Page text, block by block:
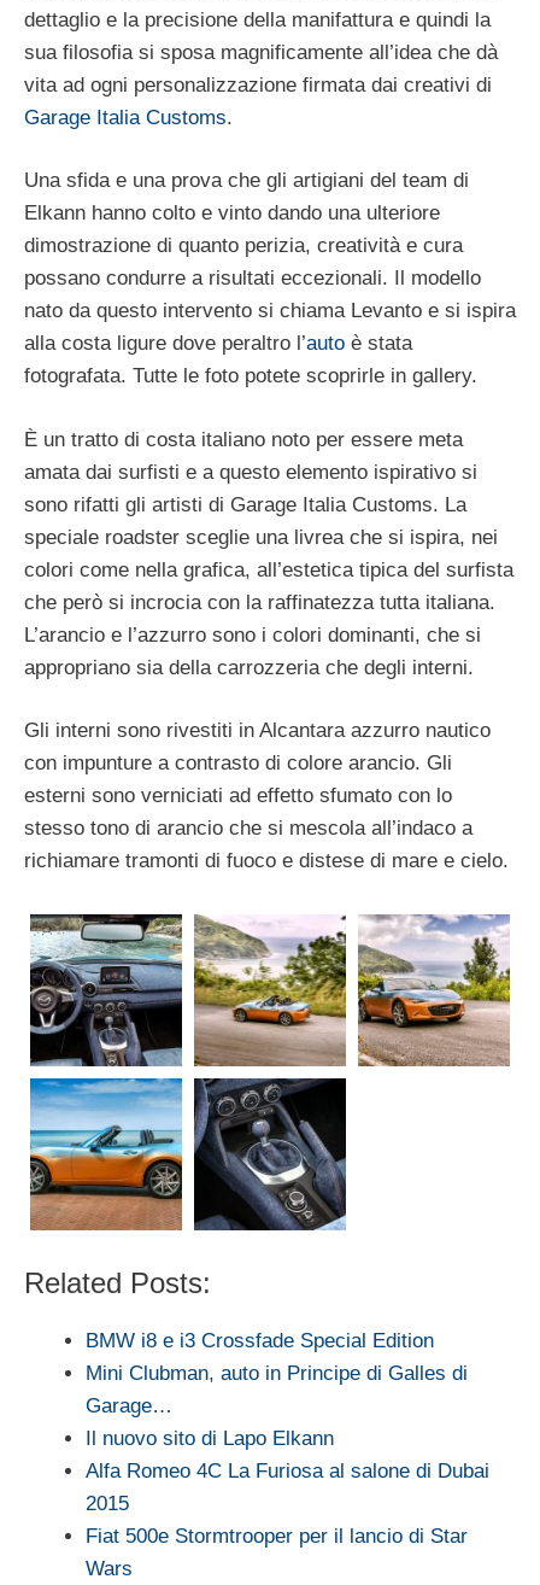
dettaglio e la precisione della manifattura e quindi la
sua filosofia si sposa magnificamente all’idea che dà
vita ad ogni personalizzazione firmata dai creativi di
Garage Italia Customs.
Una sfida e una prova che gli artigiani del team di
Elkann hanno colto e vinto dando una ulteriore
dimostrazione di quanto perizia, creatività e cura
possano condurre a risultati eccezionali. Il modello
nato da questo intervento si chiama Levanto e si ispira
alla costa ligure dove peraltro l’auto è stata
fotografata. Tutte le foto potete scoprirle in gallery.
È un tratto di costa italiano noto per essere meta
amata dai surfisti e a questo elemento ispirativo si
sono rifatti gli artisti di Garage Italia Customs. La
speciale roadster sceglie una livrea che si ispira, nei
colori come nella grafica, all’estetica tipica del surfista
che però si incrocia con la raffinatezza tutta italiana.
L’arancio e l’azzurro sono i colori dominanti, che si
appropriano sia della carrozzeria che degli interni.
Gli interni sono rivestiti in Alcantara azzurro nautico
con impunture a contrasto di colore arancio. Gli
esterni sono verniciati ad effetto sfumato con lo
stesso tono di arancio che si mescola all’indaco a
richiamare tramonti di fuoco e distese di mare e cielo.
Related Posts:
BMW i8 e i3 Crossfade Special Edition
Mini Clubman, auto in Principe di Galles di
Garage…
Il nuovo sito di Lapo Elkann
Alfa Romeo 4C La Furiosa al salone di Dubai
2015
Fiat 500e Stormtrooper per il lancio di Star
Wars